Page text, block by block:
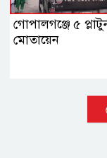
গোপালগঞ্জে ৫
মোতায়েন